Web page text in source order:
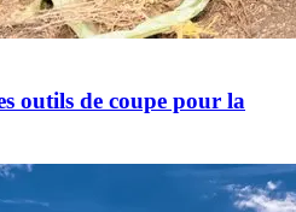
outils de coupe pour la